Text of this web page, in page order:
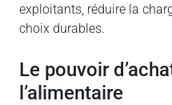
exploitants, réduire la
choix durables.
le pouvoir d’achat bouscule
l’alimentaire